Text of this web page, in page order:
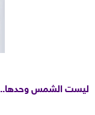
ليست الشمس وحدها.. 4 عادات يومية تسرّع شيخوخة البشرة